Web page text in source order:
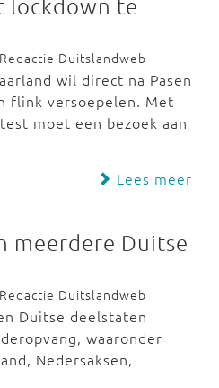
lockdown te
Duitslandweb
wil direct na Pasen
flink versoepelen. Met
moet een bezoek aan
Lees meer
meerdere Duitse
Duitslandweb
Duitse deelstaten
waaronder
Nedersaksen,